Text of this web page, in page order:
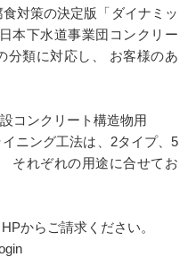
対策の決定版「ダイナミッ
本下水道事業団コンクリー
分類に対応し、 お客様のあ
コンクリート構造物用
ニング工法は、2タイプ、5
それぞれの用途に合せてお
からご請求ください。